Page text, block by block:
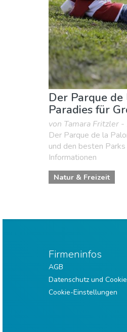
Der Parque
Paradies für
von Tamara Fritzler
Der Parque de la
und den besten
Informationen
Natur & Freizeit
Firmeninfos
AGB
Datenschutz und
Cookie-Einstellungen